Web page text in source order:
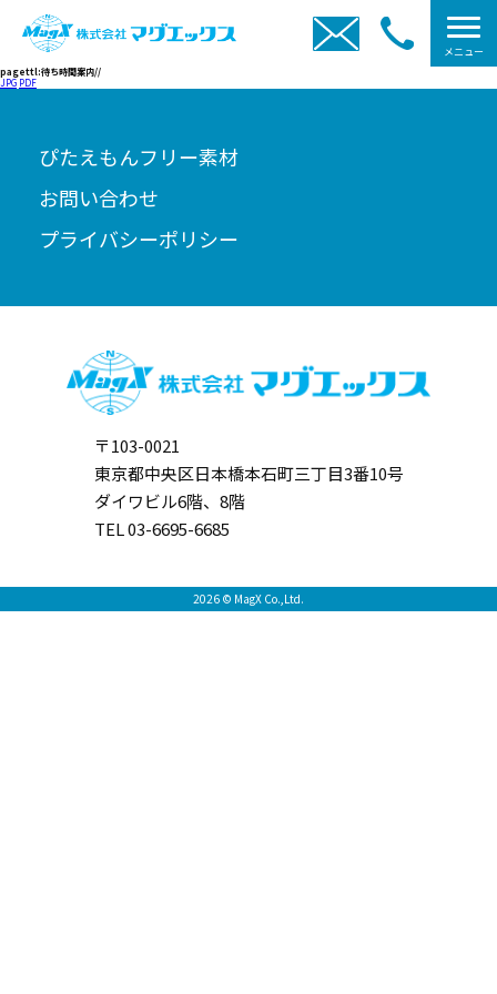
メニュー
pagettl:待ち時間案内//
JPG PDF
ぴたえもんフリー素材
お問い合わせ
プライバシーポリシー
〒103-0021
東京都中央区日本橋本石町三丁目3番10号
ダイワビル6階、8階
TEL 03-6695-6685
2026 © MagX Co.,Ltd.